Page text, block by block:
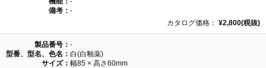
備考： -
カタログ価格： ¥2,800(税抜)
製品番号： -
型番、型名、色名： 白(白釉薬)
サイズ： 幅85 × 高さ60mm